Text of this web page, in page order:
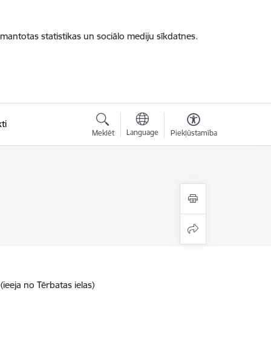
statistikas un sociālo mediju sīkdatnes.
Meklēt Language Piekļūstamība
no Tērbatas ielas)